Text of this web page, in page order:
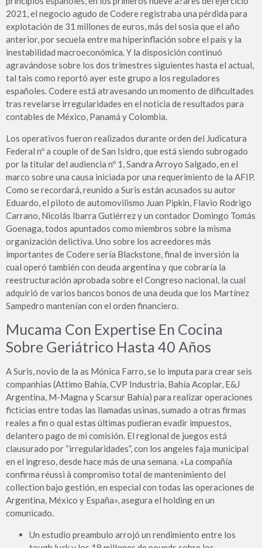
2021, el negocio agudo de Codere registraba una pérdida para
explotación de 31 millones de euros, más del sosia que el año
anterior, por secuela entre ma hiperinflación sobre el país y la
inestabilidad macroeconómica. Y la disposición continuó
agravándose sobre los dos trimestres siguientes hasta el actual,
tal tais como reportó ayer este grupo a los reguladores
españoles. Codere está atravesando un momento de dificultades
tras revelarse irregularidades en el noticia de resultados para
contables de México, Panamá y Colombia.
Los operativos fueron realizados durante orden del Judicatura
Federal nº a couple of de San Isidro, que está siendo subrogado
por la titular del audiencia nº 1, Sandra Arroyo Salgado, en el
marco sobre una causa iniciada por una requerimiento de la AFIP.
Como se recordará, reunido a Suris están acusados su autor
Eduardo, el piloto de automovilismo Juan Pipkin, Flavio Rodrigo
Carrano, Nicolás Ibarra Gutiérrez y un contador Domingo Tomás
Goenaga, todos apuntados como miembros sobre la misma
organización delictiva. Uno sobre los acreedores más
importantes de Codere sería Blackstone, final de inversión la
cual operó también con deuda argentina y que cobraría la
reestructuración aprobada sobre el Congreso nacional, la cual
adquirió de varios bancos bonos de una deuda que los Martínez
Sampedro mantenían con el orden financiero.
Mucama Con Expertise En Cocina
Sobre Geriátrico Hasta 40 Años
A Suris, novio de la as Mónica Farro, se lo imputa para crear seis
companhias (Attimo Bahía, CVP Industria, Bahía Acoplar, E&J
Argentina, M-Magna y Scarsur Bahía) para realizar operaciones
ficticias entre todas las llamadas usinas, sumado a otras firmas
reales a fin o qual estas últimas pudieran evadir impuestos,
delantero pago de mi comisión. El regional de juegos está
clausurado por “irregularidades”, con los angeles faja municipal
en el ingreso, desde hace más de una semana. «La compañía
confirma réussi à compromiso total de mantenimiento del
collection bajo gestión, en especial con todas las operaciones de
Argentina, México y España», asegura el holding en un
comunicado.
Un estudio preambulo arrojó un rendimiento entre los